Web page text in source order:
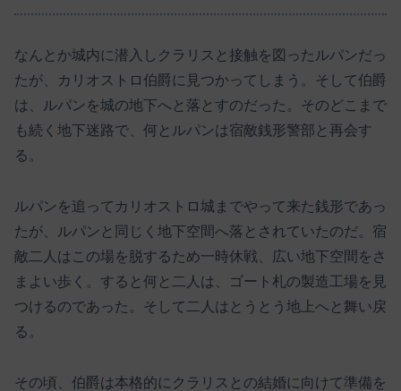
なんとか城内に潜入しクラリスと接触を図ったルパンだっ
たが、カリオストロ伯爵に見つかってしまう。そして伯爵
は、ルパンを城の地下へと落とすのだった。そのどこまで
も続く地下迷路で、何とルパンは宿敵銭形警部と再会す
る。
ルパンを追ってカリオストロ城までやって来た銭形であっ
たが、ルパンと同じく地下空間へ落とされていたのだ。宿
敵二人はこの場を脱するため一時休戦、広い地下空間をさ
まよい歩く。すると何と二人は、ゴート札の製造工場を見
つけるのであった。そして二人はとうとう地上へと舞い戻
る。
その頃、伯爵は本格的にクラリスとの結婚に向けて準備を